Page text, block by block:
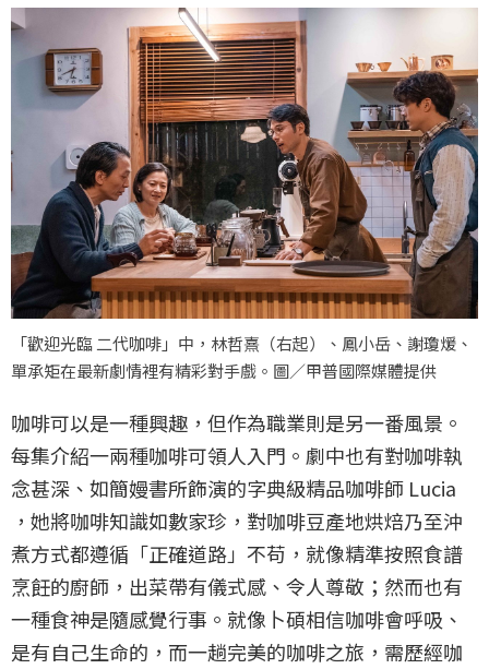
「歡迎光臨 二代咖啡」中，林哲熹（右起）、鳳小岳、謝瓊煖、
單承矩在最新劇情裡有精彩對手戲。圖／甲普國際媒體提供
咖啡可以是一種興趣，但作為職業則是另一番風景。
每集介紹一兩種咖啡可領人入門。劇中也有對咖啡執
念甚深、如簡嫚書所飾演的字典級精品咖啡師 Lucia
，她將咖啡知識如數家珍，對咖啡豆產地烘焙乃至沖
煮方式都遵循「正確道路」不苟，就像精準按照食譜
烹飪的廚師，出菜帶有儀式感、令人尊敬；然而也有
一種食神是隨感覺行事。就像卜碩相信咖啡會呼吸、
是有自己生命的，而一趟完美的咖啡之旅，需歷經咖